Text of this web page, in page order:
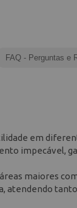
FAQ - Perguntas e
em
impecável,
maiores
atendendo